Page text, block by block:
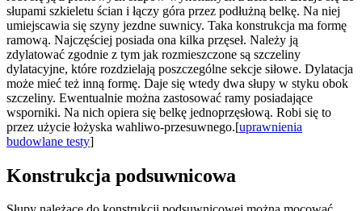
słupami szkieletu ścian i łączy góra przez podłużną belkę. Na niej
umiejscawia się szyny jezdne suwnicy. Taka konstrukcja ma formę
ramową. Najczęściej posiada ona kilka przęseł. Należy ją
zdylatować zgodnie z tym jak rozmieszczone są szczeliny
dylatacyjne, które rozdzielają poszczególne sekcje siłowe. Dylatacja
może mieć też inną formę. Daje się wtedy dwa słupy w styku obok
szczeliny. Ewentualnie można zastosować ramy posiadające
wsporniki. Na nich opiera się belkę jednoprzęsłową. Robi się to
przez użycie łożyska wahliwo-przesuwnego.[uprawnienia
budowlane testy]
Konstrukcja podsuwnicowa